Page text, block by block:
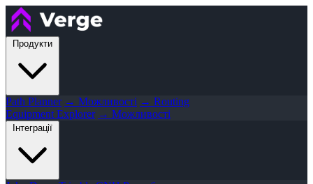
Продукти
Path Planner → Можливості → Routing
Equipment Explorer → Можливості
Інтеграції